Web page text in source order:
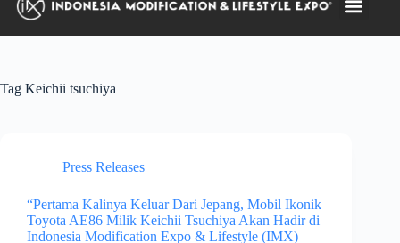
Tag Keichii tsuchiya
Press Releases
“Pertama Kalinya Keluar Dari Jepang, Mobil Ikonik
Toyota AE86 Milik Keichii Tsuchiya Akan Hadir di
Indonesia Modification Expo & Lifestyle (IMX)